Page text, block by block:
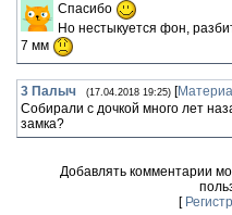
Спасибо
Но нестыкуется фон,
7 мм
3 Палыч (17.04.2018 19:25) [
Собирали с дочкой много лет
замка?
Добавлять комментарии
[